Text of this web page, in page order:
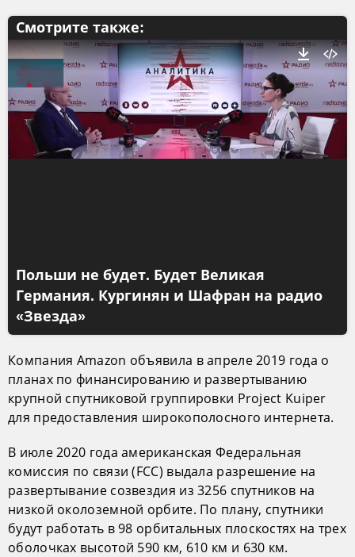
Смотрите также:
Польши не будет. Будет Великая
Германия. Кургинян и Шафран на радио
«Звезда»
Компания Amazon объявила в апреле 2019 года о
планах по финансированию и развертыванию
крупной спутниковой группировки Project Kuiper
для предоставления широкополосного интернета.
В июле 2020 года американская Федеральная
комиссия по связи (FCC) выдала разрешение на
развертывание созвездия из 3256 спутников на
низкой околоземной орбите. По плану, спутники
будут работать в 98 орбитальных плоскостях на трех
оболочках высотой 590 км, 610 км и 630 км.